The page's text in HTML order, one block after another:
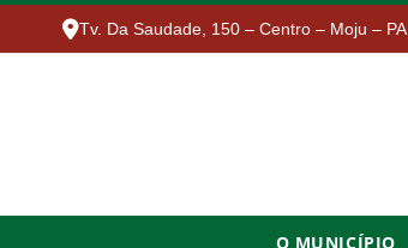
Tv. Da Saudade, 150 – Centro – Moju – PA
O MUNICÍPIO